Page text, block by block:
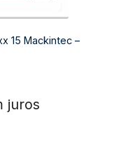
15 Mackintec –
juros